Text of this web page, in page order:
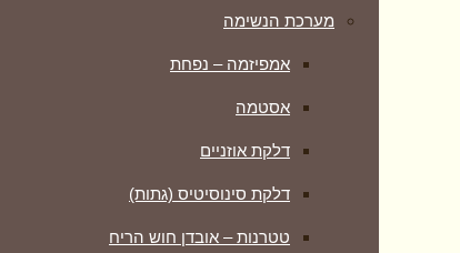
מערכת הנשימה
אמפיזמה – נפחת
אסטמה
דלקת אוזניים
דלקת סינוסיטיס (גתות)
טטרנות – אובדן חוש הריח